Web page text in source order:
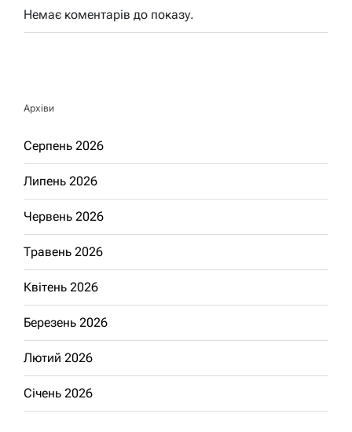
Немає коментарів до показу.
Архіви
Серпень 2026
Липень 2026
Червень 2026
Травень 2026
Квітень 2026
Березень 2026
Лютий 2026
Січень 2026